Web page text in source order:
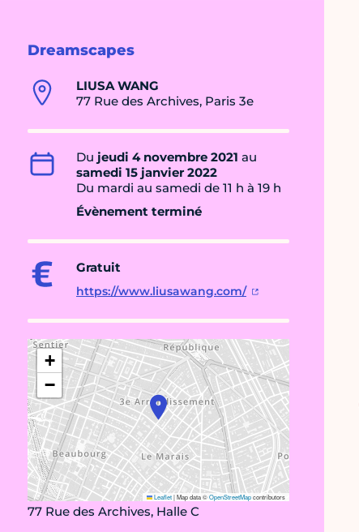
Dreamscapes
LIUSA WANG
77 Rue des Archives, Paris 3e
Du jeudi 4 novembre 2021 au
samedi 15 janvier 2022
Du mardi au samedi de 11 h à 19 h
Évènement terminé
Gratuit
https://www.liusawang.com/
+
−
Leaflet|Map data ©OpenStreetMapcontributors
77 Rue des Archives, Halle C